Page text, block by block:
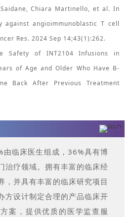
Chiara Martinello, et al. In
against angioimmunoblastic T cell
Res. 2024 Sep 14;43(1):262.
Safety of INT2104 Infusions in
of Age and Older Who Have B-
Back After Previous Treatment
由临床医生组成，36%具有博
治疗领域。拥有丰富的临床经
，并具有丰富的临床研究项目
方设计制定合理的产品临床开
案，提供优质的医学监查服